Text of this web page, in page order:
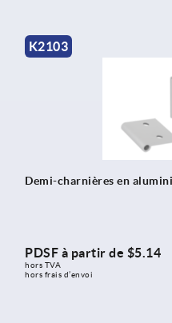
K2103
Demi-charnières en
PDSF à partir de $5.14
hors TVA
hors frais d’envoi